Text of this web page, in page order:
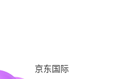
京东国际